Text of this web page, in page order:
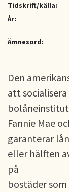
Tidskrift/källa:
År:
Ämnesord:
Den
att
Fannie Mae
garanterar
eller hälften
på
bostäder